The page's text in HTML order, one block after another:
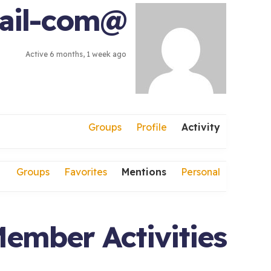
@walaamohamed8020gmail-com
Active 6 months, 1 week ago
Activity
Profile
Groups
Personal
Mentions
Favorites
Groups
Activities